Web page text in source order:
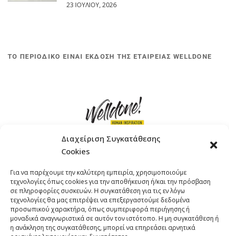
Διαχείριση Συγκατάθεσης
Cookies
Για να παρέχουμε την καλύτερη εμπειρία, χρησιμοποιούμε
τεχνολογίες όπως cookies για την αποθήκευση ή/και την πρόσβαση
σε πληροφορίες συσκευών. Η συγκατάθεση για τις εν λόγω
τεχνολογίες θα μας επιτρέψει να επεξεργαστούμε δεδομένα
προσωπικού χαρακτήρα, όπως συμπεριφορά περιήγησης ή
μοναδικά αναγνωριστικά σε αυτόν τον ιστότοπο. Η μη συγκατάθεση ή
η ανάκληση της συγκατάθεσης, μπορεί να επηρεάσει αρνητικά
23 ΙΟΥΛΊΟΥ, 2026
ΤΟ ΠΕΡΙΟΔΙΚΟ ΕΙΝΑΙ ΕΚΔΟΣΗ ΤΗΣ ΕΤΑΙΡΕΙΑΣ WELLDONE
ΤΗΛΕΦΩΝΟ: +30 211 4021758
EMAIL:info@welldone.com.gr